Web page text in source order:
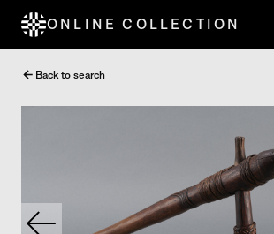
ONLINE COLLECTION
Back to search